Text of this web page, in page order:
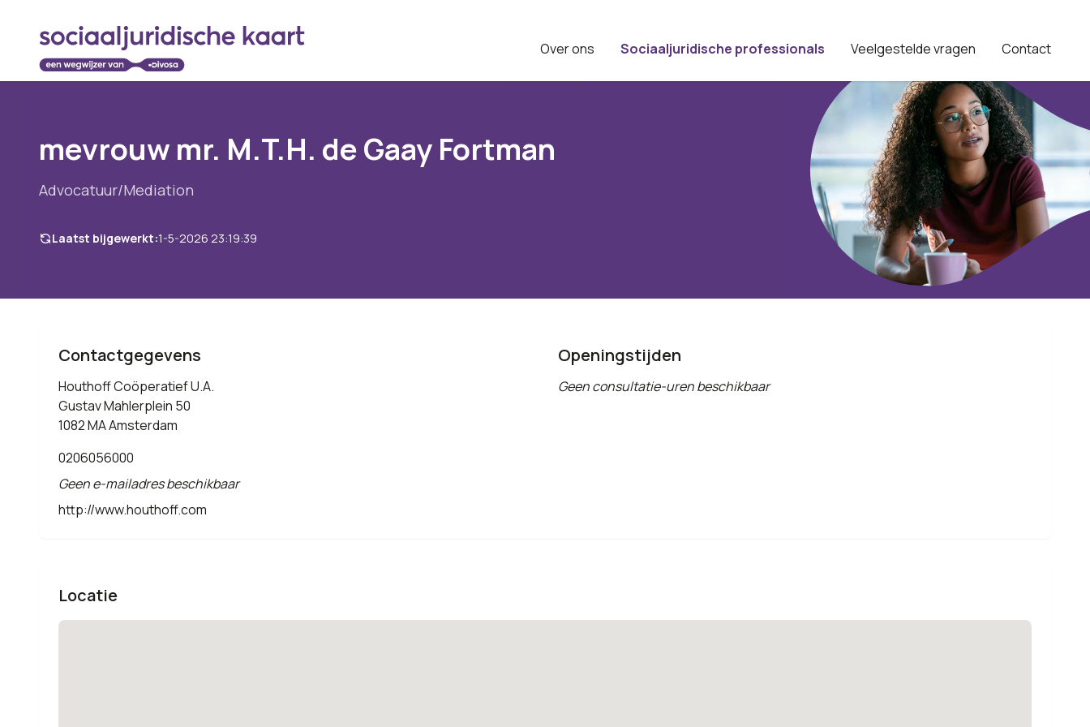
Over ons Sociaaljuridische professionals Veelgestelde vragen Contact
mevrouw mr. M.T.H. de Gaay Fortman
Advocatuur/Mediation
Laatst bijgewerkt:1-5-2026 23:19:39
Contactgegevens
Houthoff Coöperatief U.A.
Gustav Mahlerplein 50
1082 MA Amsterdam
0206056000
Geen e-mailadres beschikbaar
http://www.houthoff.com
Openingstijden
Geen consultatie-uren beschikbaar
Locatie